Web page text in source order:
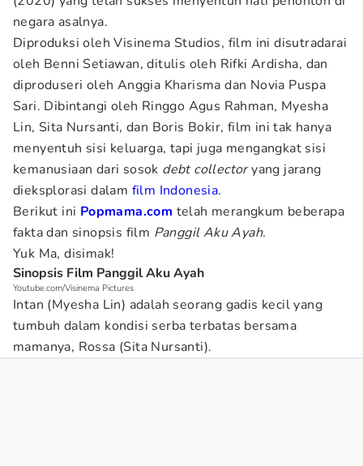
negara asalnya.
Diproduksi oleh Visinema Studios, film ini disutradarai
oleh Benni Setiawan, ditulis oleh Rifki Ardisha, dan
diproduseri oleh Anggia Kharisma dan Novia Puspa
Sari. Dibintangi oleh Ringgo Agus Rahman, Myesha
Lin, Sita Nursanti, dan Boris Bokir, film ini tak hanya
menyentuh sisi keluarga, tapi juga mengangkat sisi
kemanusiaan dari sosok debt collectoryang jarang
dieksplorasi dalam film Indonesia.
Berikut ini Popmama.com telah merangkum beberapa
fakta dan sinopsis film Panggil Aku Ayah.
Yuk Ma, disimak!
Sinopsis Film Panggil Aku Ayah
Youtube.com/Visinema Pictures
Intan (Myesha Lin) adalah seorang gadis kecil yang
tumbuh dalam kondisi serba terbatas bersama
mamanya, Rossa (Sita Nursanti).